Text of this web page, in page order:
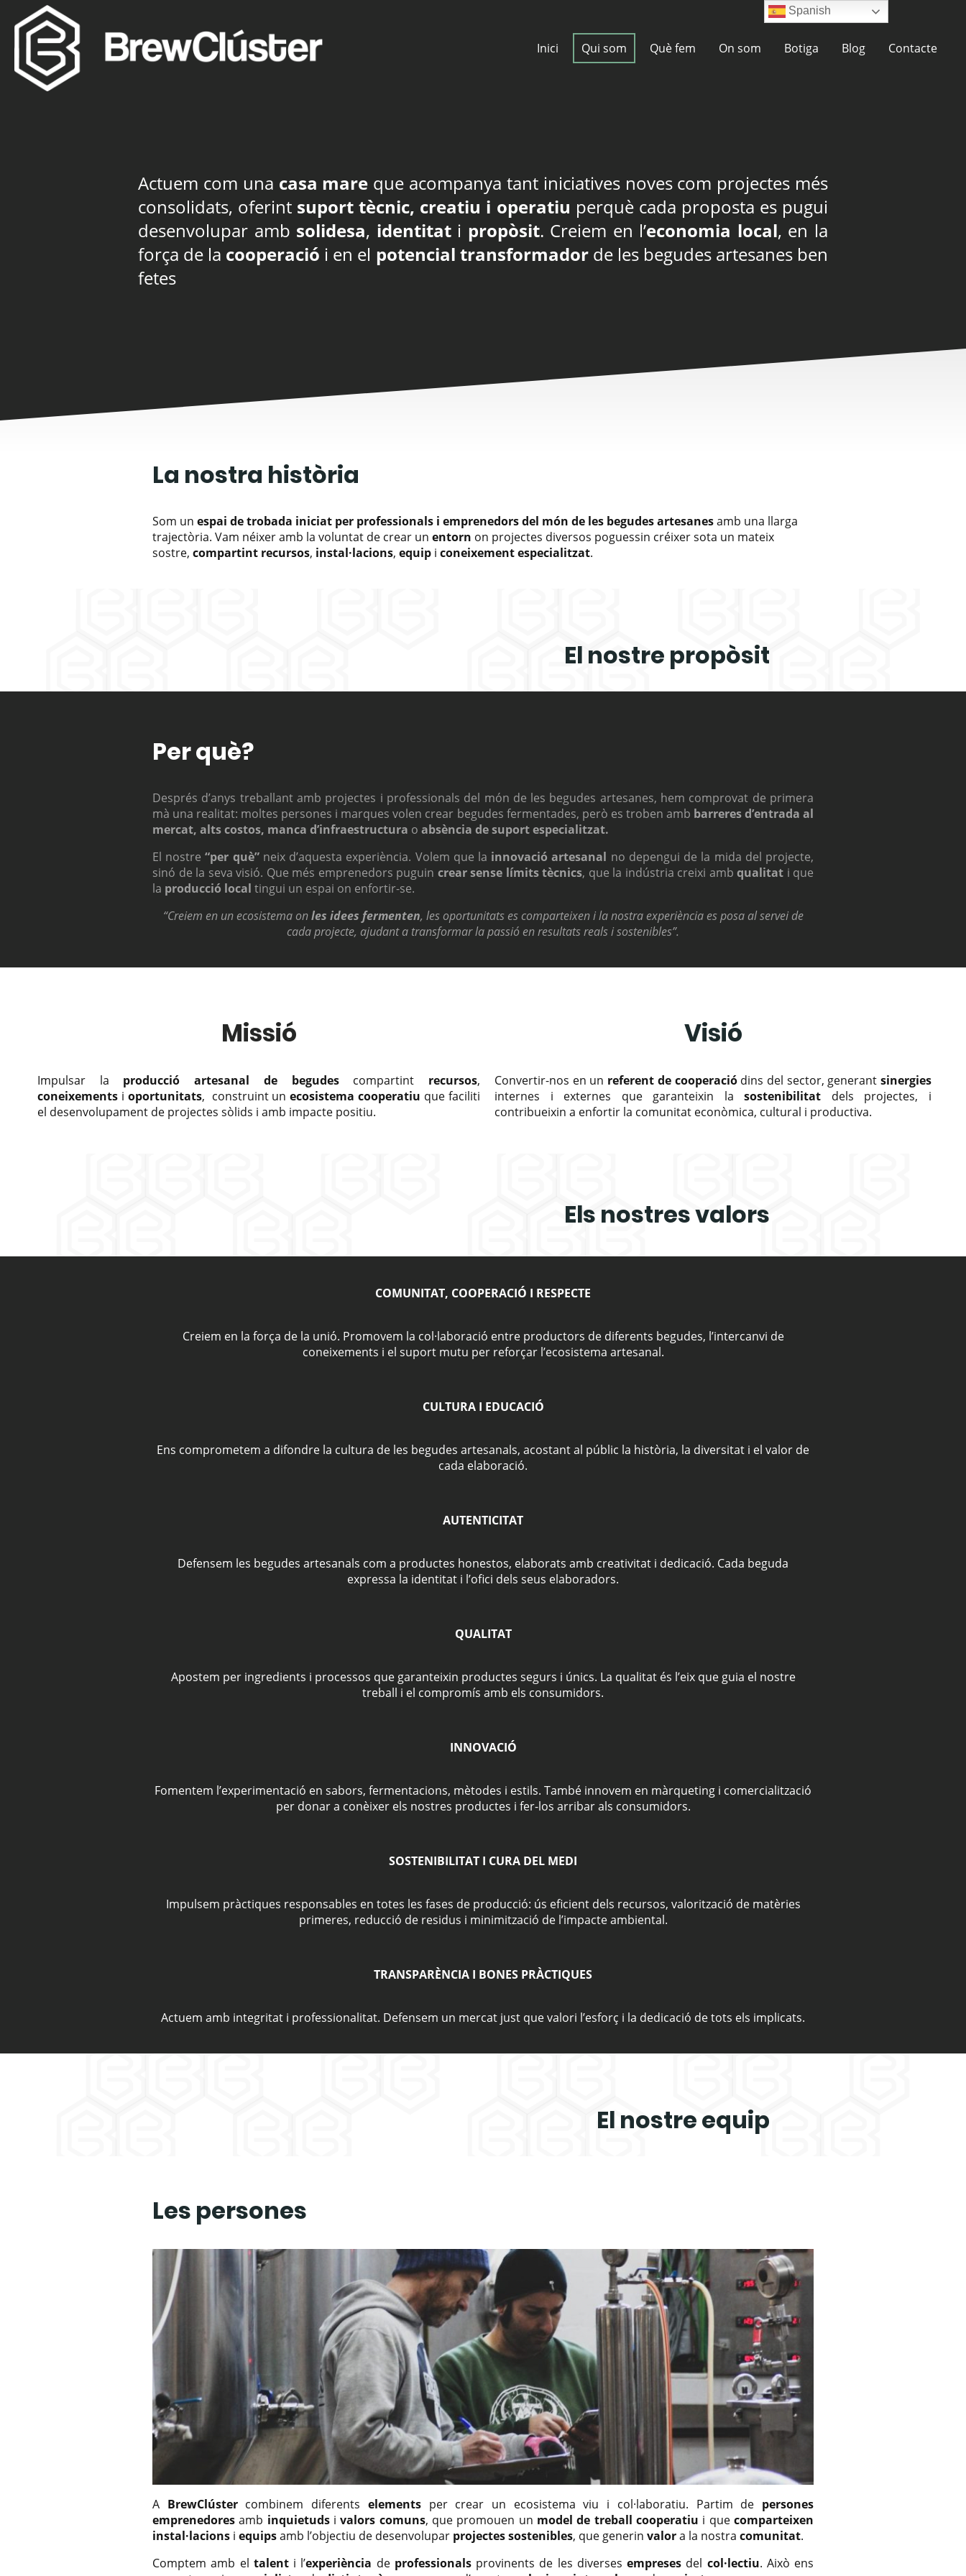
Inici Qui som Què fem On som Botiga Blog Contacte
Actuem com una casa mare que acompanya tant iniciatives noves com projectes més
consolidats, oferint suport tècnic, creatiu i operatiu perquè cada proposta es pugui
desenvolupar amb solidesa, identitati propòsit. Creiem en l’economia local, en la
força de la cooperació i en el potencial transformadorde les begudes artesanes ben
fetes
La nostra història
Som un espai de trobada iniciat per professionals i emprenedorsdel món de les begudes artesanesamb una llarga
trajectòria. Vam néixer amb la voluntat de crear un entorn on projectes diversos poguessin créixer sota un mateix
sostre, compartint recursos, instal·lacions, equip i coneixement especialitzat.
El nostre propòsit
Per què?
Després d’anys treballant amb projectes i professionals del món de les begudes artesanes, hem comprovat de primera
mà una realitat: moltes persones i marques volen crear begudes fermentades, però es troben amb barreres d’entrada al
mercat, alts costos, manca d’infraestructura o absència de suport especialitzat.
El nostre “per què”neix d’aquesta experiència. Volem que la innovació artesanal no depengui de la mida del projecte,
sinó de la seva visió. Que més emprenedors puguin crear sense límits tècnics, que la indústria creixi amb qualitat i que
la producció local tingui un espai on enfortir-se.
“Creiem en un ecosistema onles idees fermenten, les oportunitats es comparteixen i la nostra experiència es posa al servei de
cada projecte, ajudant a transformar la passió en resultats reals i sostenibles”.
Missió
Impulsar la producció artesanal de begudescompartint recursos,
coneixements i oportunitats, construint unecosistema cooperatiu que faciliti
el desenvolupament de projectes sòlids i amb impacte positiu.
Visió
Convertir-nos en un referent de cooperaciódins del sector, generantsinergies
internes i externes que garanteixin lasostenibilitat dels projectes, i
contribueixin a enfortir la comunitat econòmica, cultural i productiva.
Els nostres valors
COMUNITAT, COOPERACIÓ I RESPECTE
Creiem en la força de la unió. Promovem la col·laboració entre productors de diferents begudes, l’intercanvi de
coneixements i el suport mutu per reforçar l’ecosistema artesanal.
CULTURA I EDUCACIÓ
Ens comprometem a difondre la cultura de les begudes artesanals, acostant al públic la història, la diversitat i el valor de
cada elaboració.
AUTENTICITAT
Defensem les begudes artesanals com a productes honestos, elaborats amb creativitat i dedicació. Cada beguda
expressa la identitat i l’ofici dels seus elaboradors.
QUALITAT
Apostem per ingredients i processos que garanteixin productes segurs i únics. La qualitat és l’eix que guia el nostre
treball i el compromís amb els consumidors.
INNOVACIÓ
Fomentem l’experimentació en sabors, fermentacions, mètodes i estils. També innovem en màrqueting i comercialització
per donar a conèixer els nostres productes i fer-los arribar als consumidors.
SOSTENIBILITAT I CURA DEL MEDI
Impulsem pràctiques responsables en totes les fases de producció: ús eficient dels recursos, valorització de matèries
primeres, reducció de residus i minimització de l’impacte ambiental.
TRANSPARÈNCIA I BONES PRÀCTIQUES
Actuem amb integritat i professionalitat. Defensem un mercat just que valori l’esforç i la dedicació de tots els implicats.
El nostre equip
Les persones
A BrewClústercombinem diferents elementsper crear un ecosistema viu i col·laboratiu. Partim de persones
emprenedores amb inquietudsivalors comuns, que promouen un model de treball cooperatiu i quecomparteixen
instal·lacions i equipsamb l’objectiu de desenvolupar projectes sostenibles, que generin valora la nostra comunitat.
Comptem amb el talenti l’experiència de professionalsprovinents de les diverses empreses del col·lectiu. Això ens
Spanish